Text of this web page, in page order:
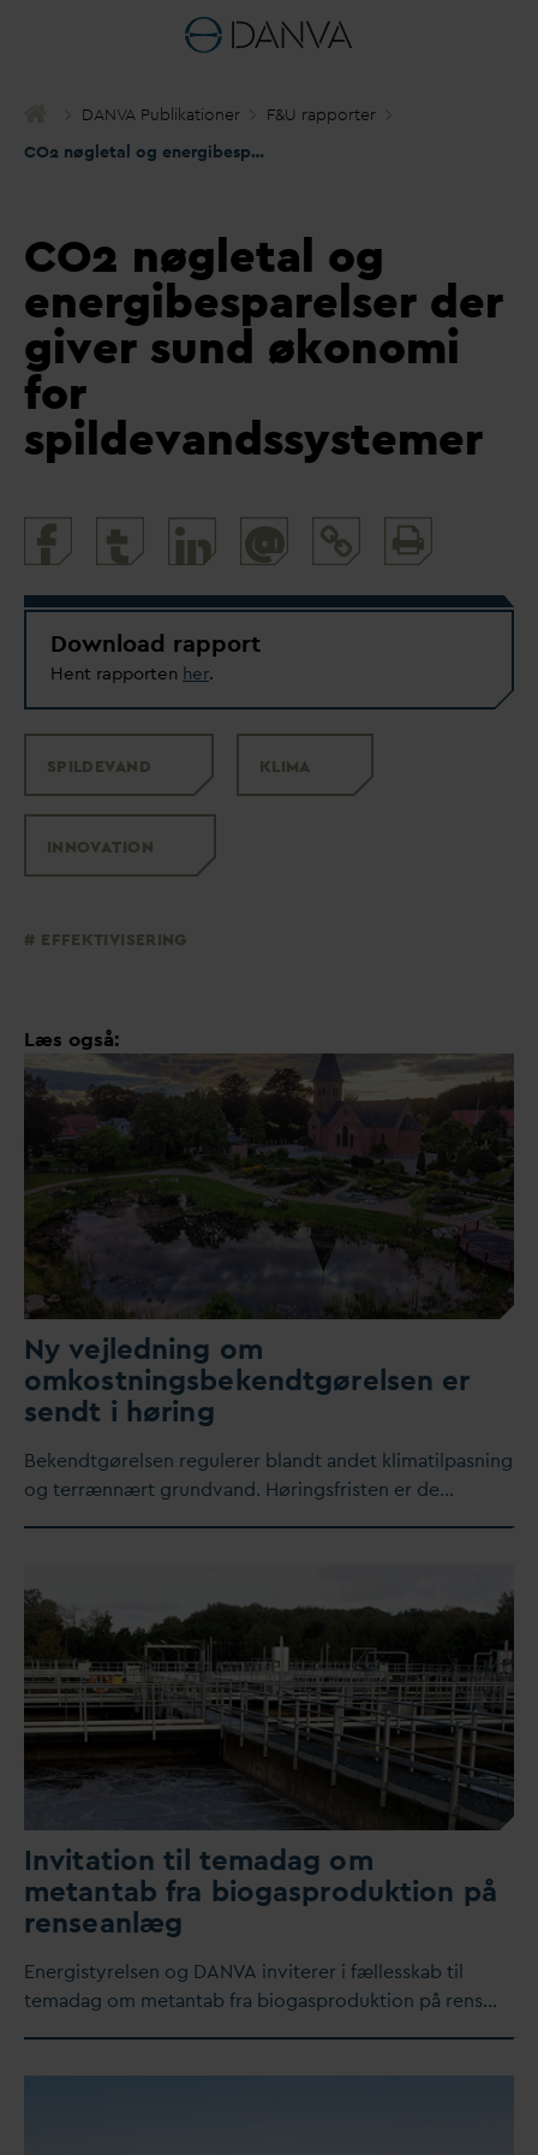
DANVA Publikationer
F&U rapporter
CO2 nøgletal og energibesparelser der giver sund økonomi for spilde
CO2 nøgletal og
energibesparelser der
giver sund økonomi
for
spildevandssystemer
@
and
Download rapport
Hent rapporten her.
SPILDEVAND KLIMA
INNOVATION
EFFEKTIVISERING
Læs også:
Ny vejledning om
omkostningsbekendtgørelsen er
sendt i høring
Bekendtgørelsen regulerer blandt andet klimatilpasning
og terrænnært grundvand. Høringsfristen er de…
Invitation til temadag om
metantab fra biogasproduktion på
renseanlæg
Energistyrelsen og DANVA inviterer i fællesskab til
temadag om metantab fra biogasproduktion på rens…